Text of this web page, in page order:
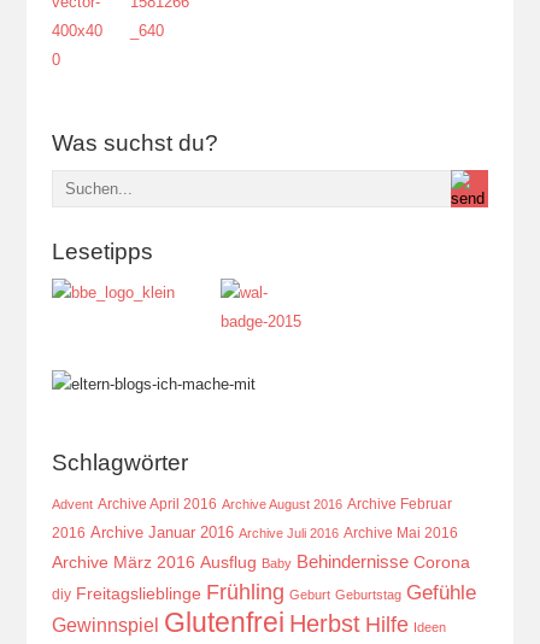
Was suchst du?
Lesetipps
Schlagwörter
Advent Archive April 2016 Archive August 2016 Archive Februar
2016 Archive Januar 2016 Archive Juli 2016 Archive Mai 2016
Archive März 2016 Ausflug Baby Behindernisse Corona
diy Freitagslieblinge Frühling Geburt Geburtstag Gefühle
Gewinnspiel Glutenfrei Herbst Hilfe Ideen